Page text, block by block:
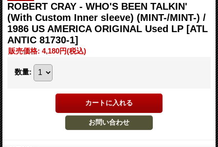
ROBERT CRAY - WHO'S BEEN TALKIN'
(With Custom Inner sleeve) (MINT-/MINT-) /
1986 US AMERICA ORIGINAL Used LP [ATL
ANTIC 81730-1]
販売価格: 4,180円(税込)
数量: